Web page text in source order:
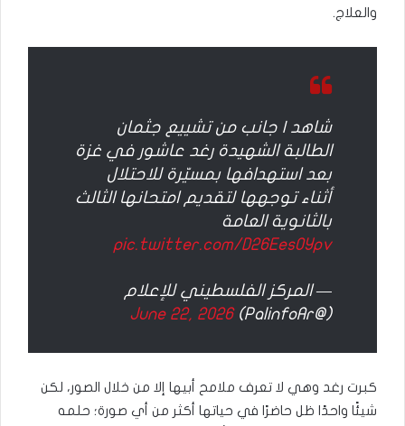
والعلاج.
شاهد | جانب من تشييع جثمان
الطالبة الشهيدة رغد عاشور في غزة
بعد استهدافها بمسيّرة للاحتلال
أثناء توجهها لتقديم امتحانها الثالث
بالثانوية العامة
pic.twitter.com/D26Ees0Ypv
— المركز الفلسطيني للإعلام
(@PalinfoAr)
June 22, 2026
كبرت رغد وهي لا تعرف ملامح أبيها إلا من خلال الصور، لكن
شيئًا واحدًا ظل حاضرًا في حياتها أكثر من أي صورة؛ حلمه